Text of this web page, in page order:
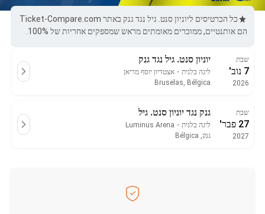
כל הכרטיסים ליוניון סנט. גיל נגד גנק באתר Ticket-Compare.com
הם אותנטיים, ממוכרים מאומתים מראש שמספקים אחריות של 100%.
שבת
7 נוב'
2026
יוניון סנט. גיל נגד גנק
ליגה בלגית ・ אצטדיון יוסף מריאן
Bruselas, Bélgica
שבת
27 פבר'
2027
גנק נגד יוניון סנט. גיל
ליגה בלגית ・
Luminus Arena
גנק, Bélgica